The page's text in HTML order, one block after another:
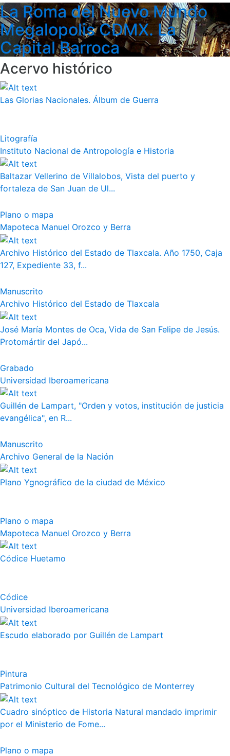
La Roma del Nuevo Mundo
Megalopolis CDMX. La
Capital Barroca
Acervo histórico
Las Glorias Nacionales. Álbum de Guerra
Litografía
Instituto Nacional de Antropología e Historia
Baltazar Vellerino de Villalobos, Vista del puerto y
fortaleza de San Juan de Ul...
Plano o mapa
Mapoteca Manuel Orozco y Berra
Archivo Histórico del Estado de Tlaxcala. Año 1750, Caja
127, Expediente 33, f...
Manuscrito
Archivo Histórico del Estado de Tlaxcala
José María Montes de Oca, Vida de San Felipe de Jesús.
Protomártir del Japó...
Grabado
Universidad Iberoamericana
Guillén de Lampart, "Orden y votos, institución de justicia
evangélica", en R...
Manuscrito
Archivo General de la Nación
Plano Ygnográfico de la ciudad de México
Plano o mapa
Mapoteca Manuel Orozco y Berra
Códice Huetamo
Códice
Universidad Iberoamericana
Escudo elaborado por Guillén de Lampart
Pintura
Patrimonio Cultural del Tecnológico de Monterrey
Cuadro sinóptico de Historia Natural mandado imprimir
por el Ministerio de Fome...
Plano o mapa